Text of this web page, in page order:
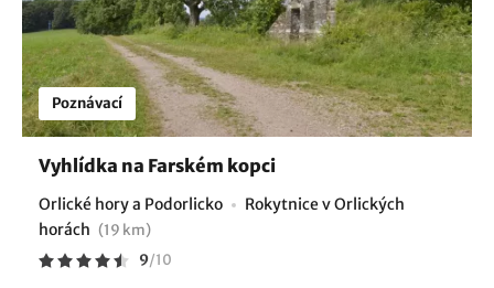
Poznávací
Vyhlídka na Farském kopci
Orlické hory a Podorlicko
Rokytnice v Orlických
horách (19 km)
9/10